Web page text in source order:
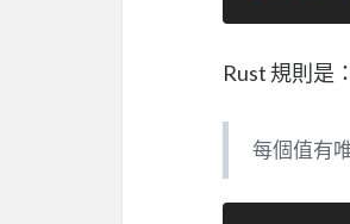
Rust 規則是：
每個值有